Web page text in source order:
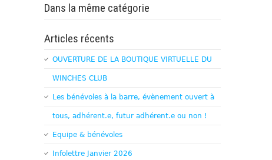
Dans la même catégorie
Articles récents
OUVERTURE DE LA BOUTIQUE VIRTUELLE DU
WINCHES CLUB
Les bénévoles à la barre, évènement ouvert à
tous, adhérent.e, futur adhérent.e ou non !
Equipe & bénévoles
Infolettre Janvier 2026